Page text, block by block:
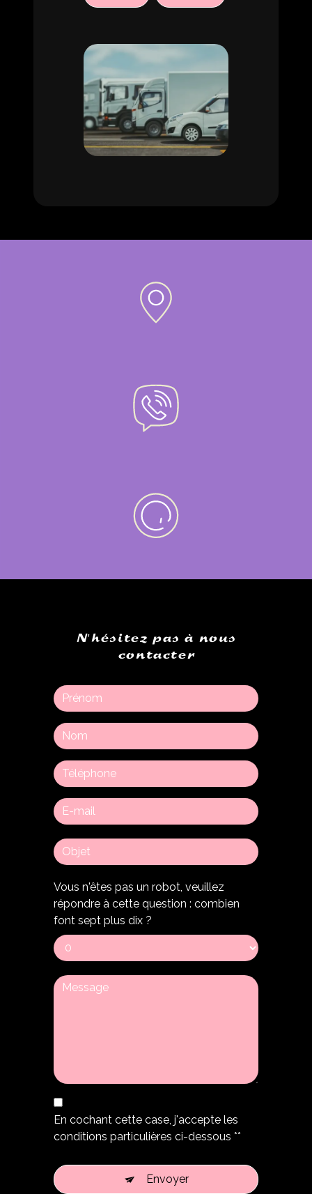
N'hésitez pas à nous
contacter
Vous n'êtes pas un robot, veuillez
répondre à cette question : combien
font sept plus dix ?
En cochant cette case, j'accepte les
conditions particulières ci-dessous **
Envoyer